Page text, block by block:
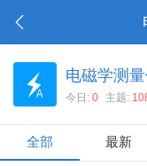
电磁学测
今日:0 主题:
全部 最新